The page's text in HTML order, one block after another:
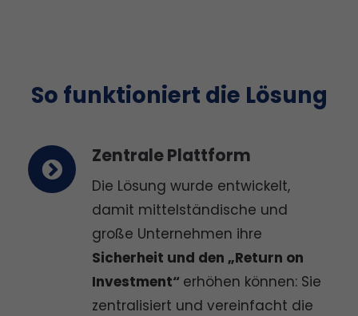
So funktioniert die Lösung
Zentrale Plattform
Die Lösung wurde entwickelt,
damit mittelständische und
große Unternehmen ihre
Sicherheit und den „Return on
Investment“ erhöhen können: Sie
zentralisiert und vereinfacht die